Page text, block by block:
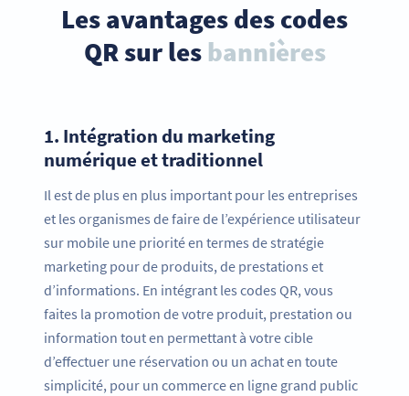
Les avantages des codes
QR sur les bannières
1. Intégration du marketing
numérique et traditionnel
Il est de plus en plus important pour les entreprises
et les organismes de faire de l’expérience utilisateur
sur mobile une priorité en termes de stratégie
marketing pour de produits, de prestations et
d’informations. En intégrant les codes QR, vous
faites la promotion de votre produit, prestation ou
information tout en permettant à votre cible
d’effectuer une réservation ou un achat en toute
simplicité, pour un commerce en ligne grand public